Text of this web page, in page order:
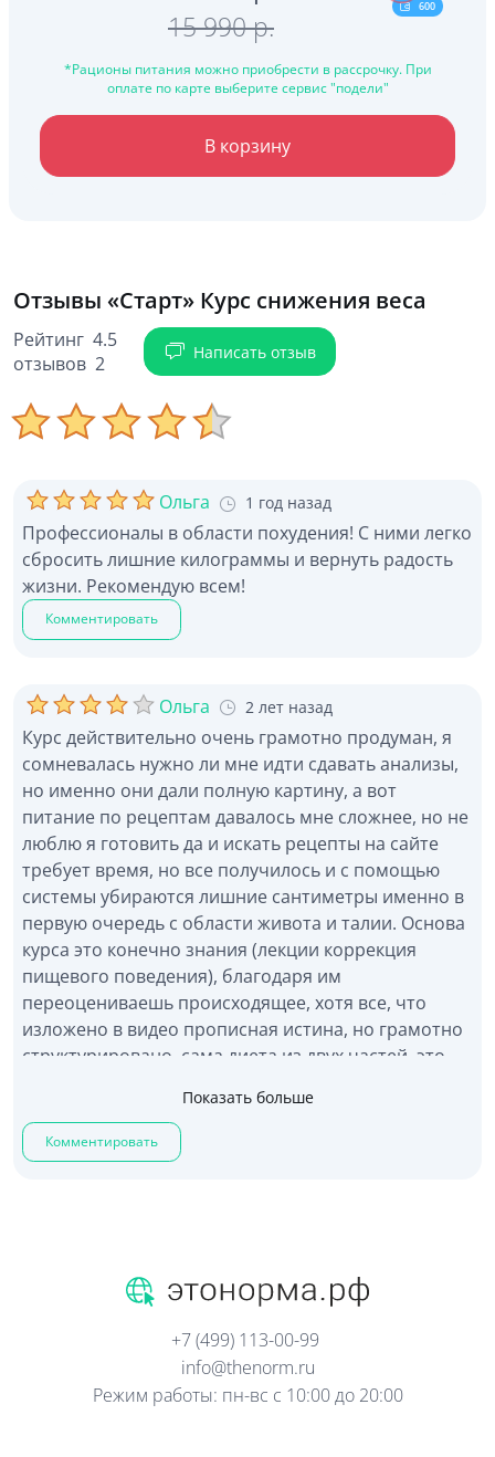
15 990 p.
600
*Рационы питания можно приобрести в рассрочку. При
оплате по карте выберите сервис "подели"
В корзину
Отзывы «Старт» Курс снижения веса
Рейтинг 4.5
отзывов 2
Написать отзыв
Ольга 1 год назад
Профессионалы в области похудения! С ними легко
сбросить лишние килограммы и вернуть радость
жизни. Рекомендую всем!
Комментировать
Ольга 2 лет назад
Курс действительно очень грамотно продуман, я
сомневалась нужно ли мне идти сдавать анализы,
но именно они дали полную картину, а вот
питание по рецептам давалось мне сложнее, но не
люблю я готовить да и искать рецепты на сайте
требует время, но все получилось и с помощью
системы убираются лишние сантиметры именно в
первую очередь с области живота и талии. Основа
курса это конечно знания (лекции коррекция
пищевого поведения), благодаря им
переоцениваешь происходящее, хотя все, что
изложено в видео прописная истина, но грамотно
структурировано, сама диета из двух частей, это
Достоинства: результаты стали видны через 2
недели, живот постепенно подтянулся. Можно
постоянно так питаться и заниматься не
Показать больше
Комментировать
+7 (499) 113-00-99
info@thenorm.ru
Режим работы: пн-вс с 10:00 до 20:00